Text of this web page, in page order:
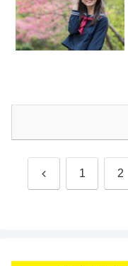
前 1 2